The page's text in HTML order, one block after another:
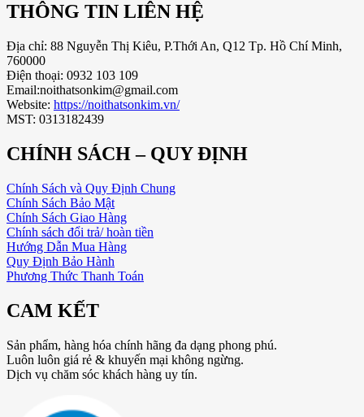
THÔNG TIN LIÊN HỆ
Địa chỉ: 88 Nguyễn Thị Kiêu, P.Thới An, Q12 Tp. Hồ Chí Minh,
760000
Điện thoại: 0932 103 109
Email:noithatsonkim@gmail.com
Website: https://noithatsonkim.vn/
MST: 0313182439
CHÍNH SÁCH – QUY ĐỊNH
Chính Sách và Quy Định Chung
Chính Sách Bảo Mật
Chính Sách Giao Hàng
Chính sách đổi trả/ hoàn tiền
Hướng Dẫn Mua Hàng
Quy Định Bảo Hành
Phương Thức Thanh Toán
CAM KẾT
Sản phẩm, hàng hóa chính hãng đa dạng phong phú.
Luôn luôn giá rẻ & khuyến mại không ngừng.
Dịch vụ chăm sóc khách hàng uy tín.